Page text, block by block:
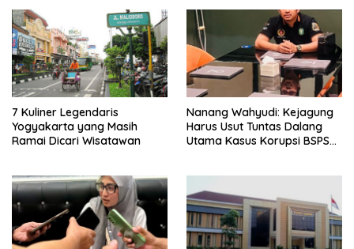
7 Kuliner Legendaris
Yogyakarta yang Masih
Ramai Dicari Wisatawan
Nanang Wahyudi: Kejagung
Harus Usut Tuntas Dalang
Utama Kasus Korupsi BSPS